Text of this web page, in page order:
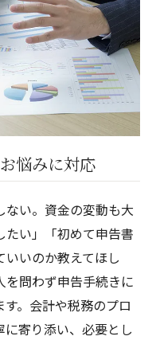
悩みに対応
ない。資金の変動も大
たい」「初めて申告書
いのか教えてほし
を問わず申告手続きに
。会計や税務のプロ
寄り添い、必要とし